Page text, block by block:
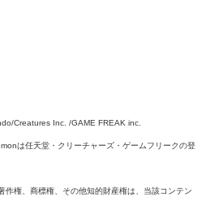
Creatures Inc. /GAME FREAK inc.
は任天堂・クリーチャーズ・ゲームフリークの登
作権、商標権、その他知的財産権は、当該コンテン